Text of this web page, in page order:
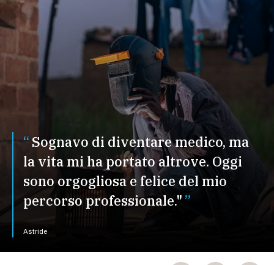
Sognavo di diventare medico, ma
la vita mi ha portato altrove. Oggi
sono orgogliosa e felice del mio
percorso professionale."
Astride